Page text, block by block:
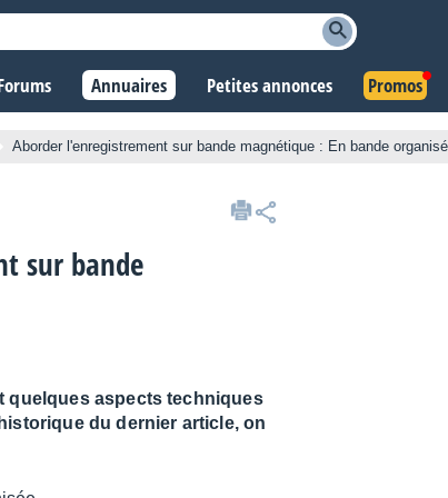
Annuaires Petites annonces Promos
Aborder l'enregistrement sur bande magnétique : En bande
sur bande
quelques aspects techniques
du dernier article, on